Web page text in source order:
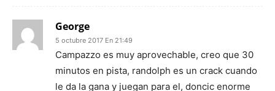
George
5 octubre 2017 En 21:49
Campazzo es muy aprovechable, creo que 30
minutos en pista, randolph es un crack cuando
le da la gana y juegan para el, doncic enorme